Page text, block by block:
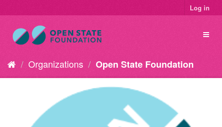
Log in
Organizations Open State Foundation